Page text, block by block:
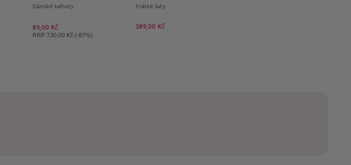
Dámské kalhoty
89,00 Kč
Doporučená cena:
RRP 730,00 Kč (-87%)
Krátké šaty
289,00 Kč